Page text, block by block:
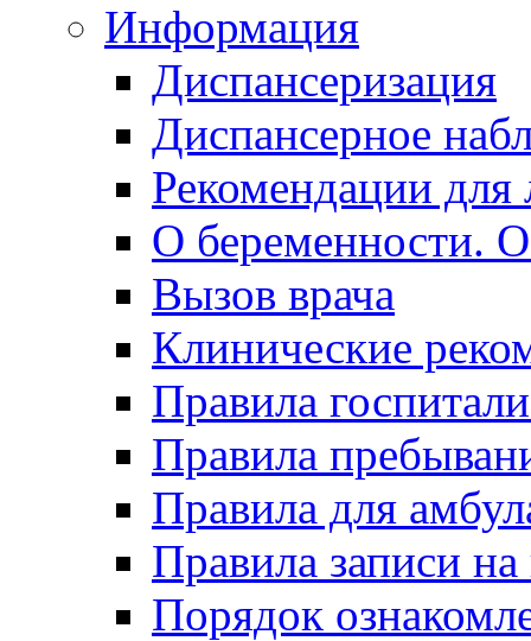
Информация
Диспансеризация
Диспансерное
Рекомендации для
О беременности.
Вызов врача
Клинические
Правила
Правила
Правила для
Правила записи
Порядок